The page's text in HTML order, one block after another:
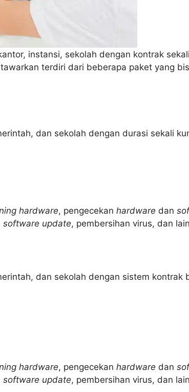
instansi, sekolah dengan kontrak
terdiri dari beberapa paket yang
dan sekolah dengan durasi sekali
hardware, pengecekan hardware dan
software update, pembersihan virus, dan
dan sekolah dengan sistem kontrak
hardware, pengecekan hardware dan
software update, pembersihan virus, dan